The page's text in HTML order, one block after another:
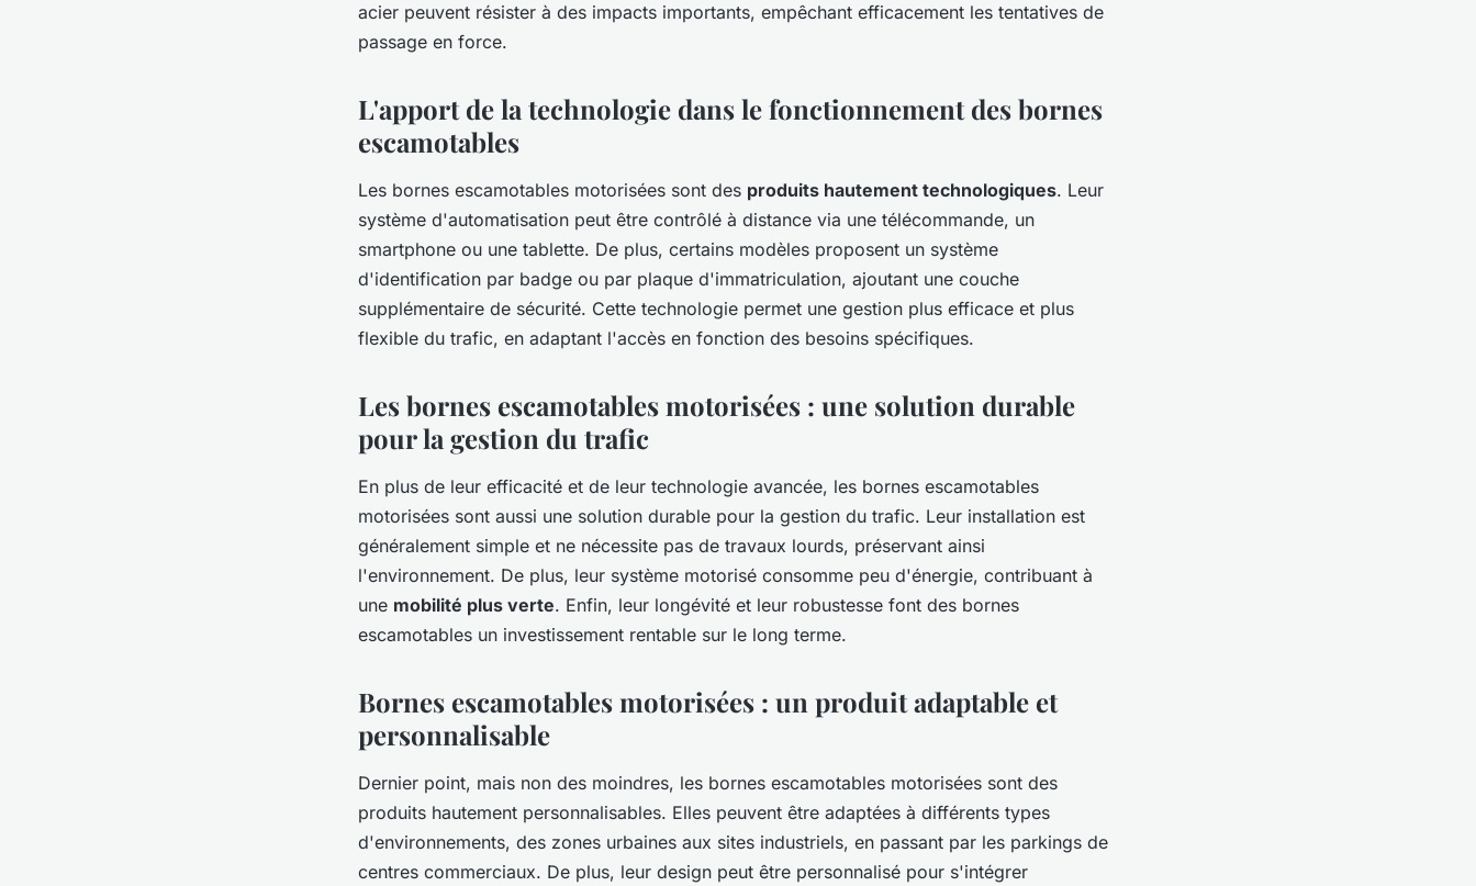
acier peuvent résister à des impacts importants, empêchant efficacement les tentatives de
passage en force.
L'apport de la technologie dans le fonctionnement des bornes
escamotables
Les bornes escamotables motorisées sont des produits hautement technologiques. Leur
système d'automatisation peut être contrôlé à distance via une télécommande, un
smartphone ou une tablette. De plus, certains modèles proposent un système
d'identification par badge ou par plaque d'immatriculation, ajoutant une couche
supplémentaire de sécurité. Cette technologie permet une gestion plus efficace et plus
flexible du trafic, en adaptant l'accès en fonction des besoins spécifiques.
Les bornes escamotables motorisées : une solution durable
pour la gestion du trafic
En plus de leur efficacité et de leur technologie avancée, les bornes escamotables
motorisées sont aussi une solution durable pour la gestion du trafic. Leur installation est
généralement simple et ne nécessite pas de travaux lourds, préservant ainsi
l'environnement. De plus, leur système motorisé consomme peu d'énergie, contribuant à
une mobilité plus verte. Enfin, leur longévité et leur robustesse font des bornes
escamotables un investissement rentable sur le long terme.
Bornes escamotables motorisées : un produit adaptable et
personnalisable
Dernier point, mais non des moindres, les bornes escamotables motorisées sont des
produits hautement personnalisables. Elles peuvent être adaptées à différents types
d'environnements, des zones urbaines aux sites industriels, en passant par les parkings de
centres commerciaux. De plus, leur design peut être personnalisé pour s'intégrer